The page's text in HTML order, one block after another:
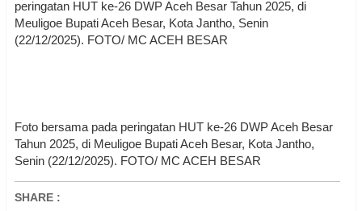
peringatan HUT ke-26 DWP Aceh Besar Tahun 2025, di
Meuligoe Bupati Aceh Besar, Kota Jantho, Senin
(22/12/2025). FOTO/ MC ACEH BESAR
Foto bersama pada peringatan HUT ke-26 DWP Aceh Besar
Tahun 2025, di Meuligoe Bupati Aceh Besar, Kota Jantho,
Senin (22/12/2025). FOTO/ MC ACEH BESAR
SHARE :